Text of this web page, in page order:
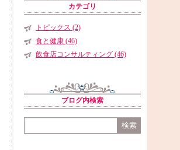
カテゴリ
トピックス (2)
食と健康 (46)
飲食店コンサルティング (46)
ブログ内検索